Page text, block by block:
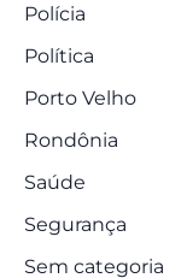
Polícia
Política
Porto Velho
Rondônia
Saúde
Segurança
Sem categoria